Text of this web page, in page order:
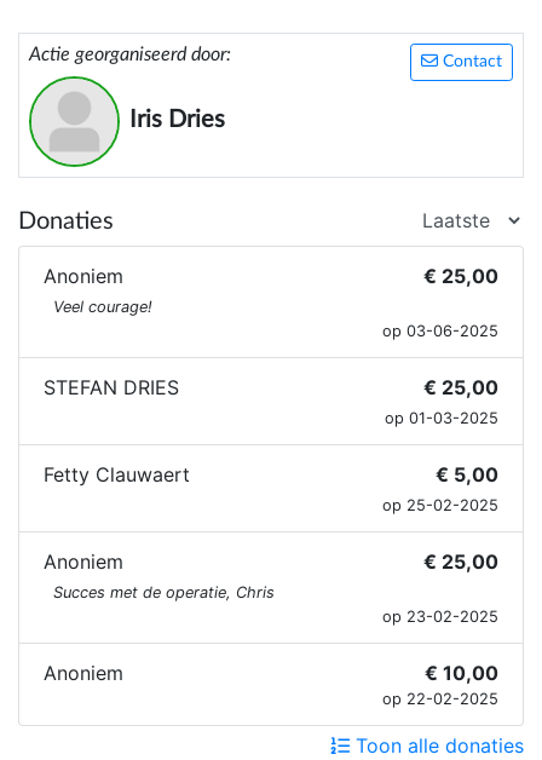
Contact
Actie georganiseerd door:
Iris Dries
Donaties
Anoniem € 25,00
Veel courage!
op 03-06-2025
STEFAN DRIES € 25,00
op 01-03-2025
Fetty Clauwaert € 5,00
op 25-02-2025
Anoniem € 25,00
Succes met de operatie, Chris
op 23-02-2025
Anoniem € 10,00
op 22-02-2025
Toon alle donaties